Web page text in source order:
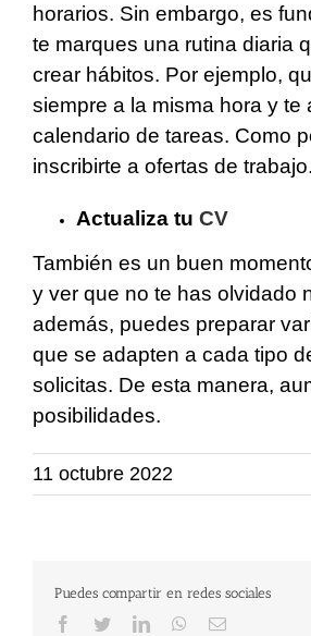
horarios. Sin embargo, es
te marques una rutina diaria
crear hábitos. Por ejemplo,
siempre a la misma hora y te
calendario de tareas. Como
inscribirte a ofertas de trabajo.
Actualiza tu CV
También es un buen
y ver que no te has olvidado
además, puedes preparar
que se adapten a cada tipo
solicitas. De esta manera,
posibilidades.
11 octubre 2022
Puedes compartir en redes sociales
Facebook
TwitterLinkedInWhatsApp
Correo